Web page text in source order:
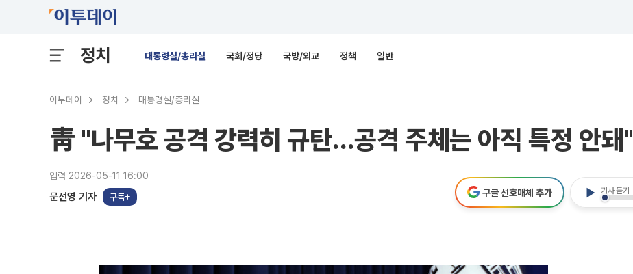
정치 대통령실/총리실 국회/정당 국방/외교 정책 일반
이투데이 정치 대통령실/총리실
靑 "나무호 공격 강력히 규탄…공격 주체는 아직 특정 안돼"
입력 2026-05-11 16:00
문선영 기자 구독
기사 듣기
구글 선호매체 추가